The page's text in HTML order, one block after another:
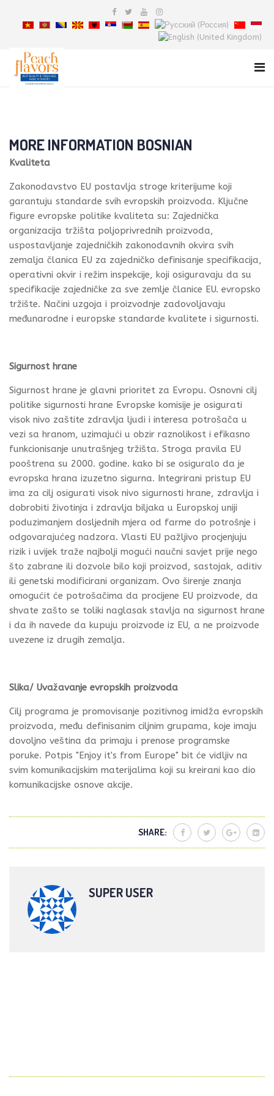
MORE INFORMATION BOSNIAN
Kvaliteta
Zakonodavstvo EU postavlja stroge kriterijume koji
garantuju standarde svih evropskih proizvoda. Ključne
figure evropske politike kvaliteta su: Zajednička
organizacija tržišta poljoprivrednih proizvoda,
uspostavljanje zajedničkih zakonodavnih okvira svih
zemalja članica EU za zajedničko definisanje specifikacija,
operativni okvir i režim inspekcije, koji osiguravaju da su
specifikacije zajedničke za sve zemlje članice EU. evropsko
tržište. Načini uzgoja i proizvodnje zadovoljavaju
međunarodne i europske standarde kvalitete i sigurnosti.
Sigurnost hrane
Sigurnost hrane je glavni prioritet za Evropu. Osnovni cilj
politike sigurnosti hrane Evropske komisije je osigurati
visok nivo zaštite zdravlja ljudi i interesa potrošača u
vezi sa hranom, uzimajući u obzir raznolikost i efikasno
funkcionisanje unutrašnjeg tržišta. Stroga pravila EU
pooštrena su 2000. godine. kako bi se osiguralo da je
evropska hrana izuzetno sigurna. Integrirani pristup EU
ima za cilj osigurati visok nivo sigurnosti hrane, zdravlja i
dobrobiti životinja i zdravlja biljaka u Europskoj uniji
poduzimanjem dosljednih mjera od farme do potrošnje i
odgovarajućeg nadzora. Vlasti EU pažljivo procjenjuju
rizik i uvijek traže najbolji mogući naučni savjet prije nego
što zabrane ili dozvole bilo koji proizvod, sastojak, aditiv
ili genetski modificirani organizam. Ovo širenje znanja
omogućit će potrošačima da procijene EU proizvode, da
shvate zašto se toliki naglasak stavlja na sigurnost hrane
i da ih navede da kupuju proizvode iz EU, a ne proizvode
uvezene iz drugih zemalja.
Slika/ Uvažavanje evropskih proizvoda
Cilj programa je promovisanje pozitivnog imidža evropskih
proizvoda, među definisanim ciljnim grupama, koje imaju
dovoljno veština da primaju i prenose programske
poruke. Potpis "Enjoy it's from Europe" bit će vidljiv na
svim komunikacijskim materijalima koji su kreirani kao dio
komunikacijske osnove akcije.
SHARE:
SUPER USER